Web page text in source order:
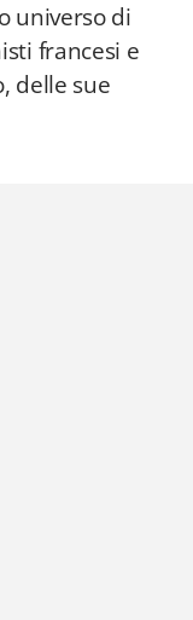
universo di
francesi e
delle sue